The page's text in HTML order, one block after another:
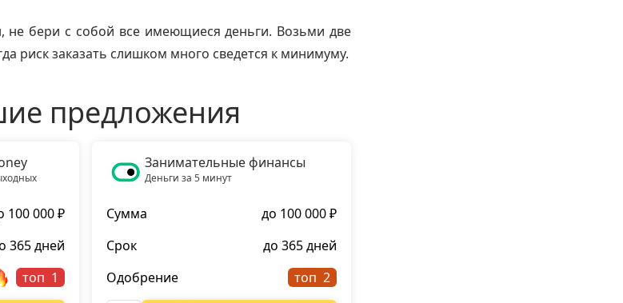
не бери с собой все имеющиеся деньги. Возьми две
риск заказать слишком много сведется к минимуму.
предложения
100 000 ₽
365 дней
топ
Занимательные финансы
Деньги за 5 минут
Сумма
до 100 000 ₽
Срок
до 365 дней
Одобрение
топ